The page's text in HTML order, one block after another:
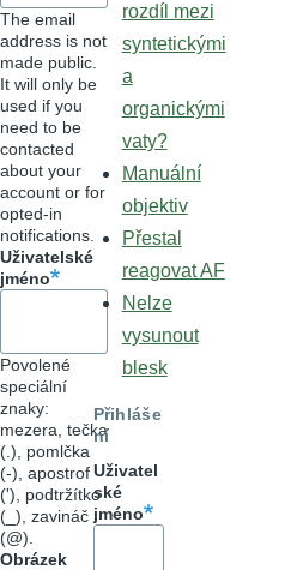
The email
address is not
made public.
It will only be
used if you
need to be
contacted
about your
account or for
opted-in
notifications.
Uživatelské
jméno
Povolené
speciální
znaky:
mezera, tečka
(.), pomlčka
(-), apostrof
('), podtržítko
(_), zavináč
(@).
Obrázek
rozdíl mezi
syntetickými
a
organickými
vaty?
Manuální
objektiv
Přestal
reagovat AF
Nelze
vysunout
blesk
Přihláše
ní
Uživatel
ské
jméno